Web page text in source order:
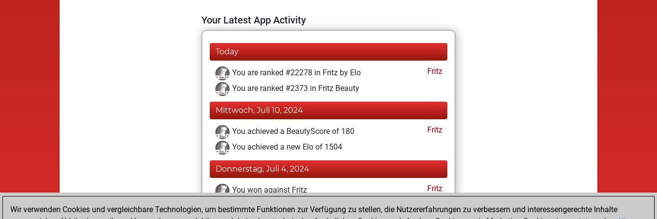
Your Latest App Activity
Today
You are ranked #22278 in Fritz by Elo
Fritz
You are ranked #2373 in Fritz Beauty
Mittwoch, Juli 10, 2024
You achieved a BeautyScore of 180
Fritz
You achieved a new Elo of 1504
Donnerstag, Juli 4, 2024
You won against Fritz Fritz
Dienstag, Juli 2, 2024
Wir verwenden Cookies und vergleichbare Technologien, um bestimmte Funktionen zur Verfügung zu stellen, die Nutzererfahrungen zu verbessern und interessengerechte Inhalte